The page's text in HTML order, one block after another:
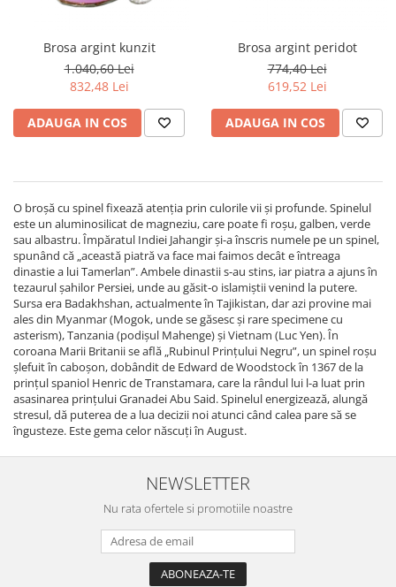
Cubic Zirconia
Granat
Iolit
Kyanit
Labradorit
Larimar
Malachit
Morganit
Onix
Opal
Peridot
Perle
Turmalina
Topaz
Zoisit
Morganit
Peridot
Perle
Pirita
Prehnit
Safir
Sidef
Smarald
Spinel
Tanzanit
Topaz
Turcoaz
Brosa argint kunzit
1.040,60 Lei
832,48 Lei
ADAUGA IN COS
Brosa argint peridot
774,40 Lei
619,52 Lei
ADAUGA IN COS
O broșă cu spinel fixează atenția prin culorile vii și profunde. Spinelul
este un aluminosilicat de magneziu, care poate fi roșu, galben, verde
sau albastru. Împăratul Indiei Jahangir și-a înscris numele pe un spinel,
spunând că „această piatră va face mai faimos decât e întreaga
dinastie a lui Tamerlan”. Ambele dinastii s-au stins, iar piatra a ajuns în
tezaurul șahilor Persiei, unde au găsit-o islamiștii venind la putere.
Sursa era Badakhshan, actualmente în Tajikistan, dar azi provine mai
ales din Myanmar (Mogok, unde se găsesc și rare specimene cu
asterism), Tanzania (podișul Mahenge) și Vietnam (Luc Yen). În
coroana Marii Britanii se află „Rubinul Prințului Negru”, un spinel roșu
șlefuit în caboșon, dobândit de Edward de Woodstock în 1367 de la
prințul spaniol Henric de Transtamara, care la rândul lui l-a luat prin
asasinarea prințului Granadei Abu Said. Spinelul energizează, alungă
stresul, dă puterea de a lua decizii noi atunci când calea pare să se
îngusteze. Este gema celor născuți în August.
NEWSLETTER
Nu rata ofertele si promotiile noastre